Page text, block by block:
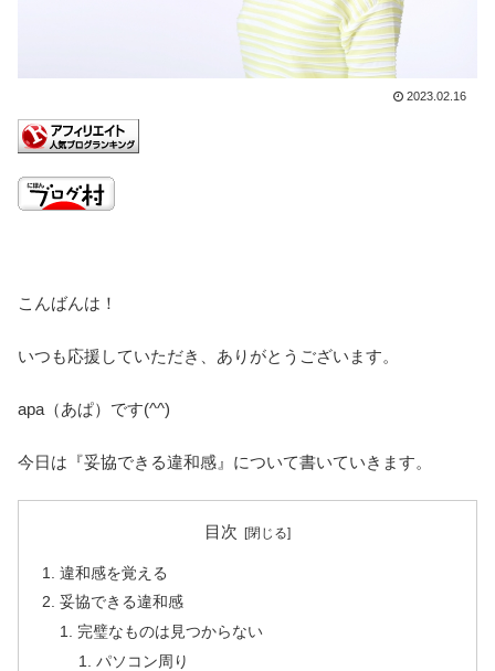
2023.02.16
こんばんは！
いつも応援していただき、ありがとうございます。
apa（あぱ）です(^^)
今日は『妥協できる違和感』について書いていきます。
目次
違和感を覚える
妥協できる違和感
完璧なものは見つからない
パソコン周り